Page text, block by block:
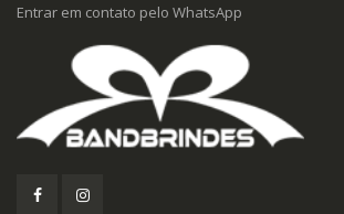
Entrar em contato pelo WhatsApp